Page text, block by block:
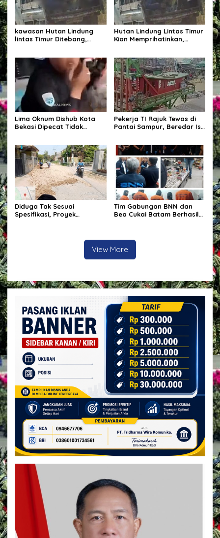
kawasan Hutan Lindung
lintas Timur Ditebang,
Hutan Lindung Lintas Timur
Kian Memprihatinkan,
Lima Oknum Dishub Kota
Bekasi Dipecat Tidak
Pekerja TI Rajuk Tewas di
Pantai Sampur, Beredar Isu
Diduga Tak Sesuai
Spesifikasi, Proyek
Tim Gabungan BNN dan
Bea Cukai Batam Berhasil
View More